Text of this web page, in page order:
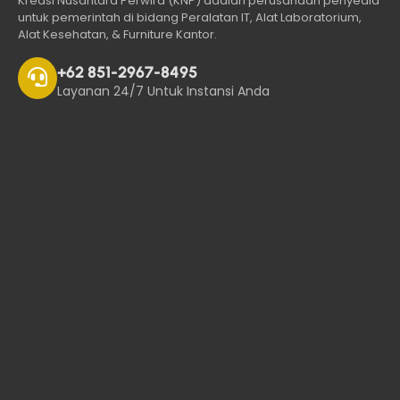
untuk pemerintah di bidang Peralatan IT, Alat Laboratorium,
Alat Kesehatan, & Furniture Kantor.
+62 851-2967-8495
Layanan 24/7 Untuk Instansi Anda